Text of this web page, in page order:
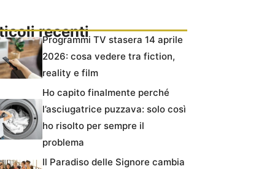
recenti
Programmi TV stasera 14 aprile
2026: cosa vedere tra fiction,
reality e film
Ho capito finalmente perché
l’asciugatrice puzzava: solo così
ho risolto per sempre il
problema
Il Paradiso delle Signore cambia